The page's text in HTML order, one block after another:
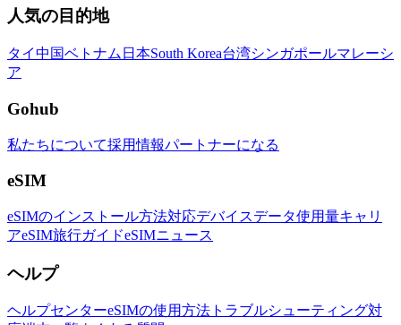
人気の目的地
タイ中国ベトナム 日本South Korea台湾シンガポールマレーシ
ア
Gohub
私たちについて採用情報パートナーになる
eSIM
eSIMのインストール方法対応デバイスデータ使用量キャリ
アeSIM旅行ガイドeSIMニュース
ヘルプ
ヘルプセンターeSIMの使用方法 トラブルシューティング対